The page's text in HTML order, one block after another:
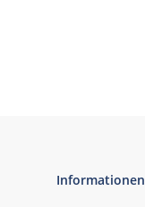
Informationen